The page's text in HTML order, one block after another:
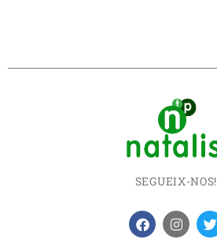
SEGUEIX-NOS!